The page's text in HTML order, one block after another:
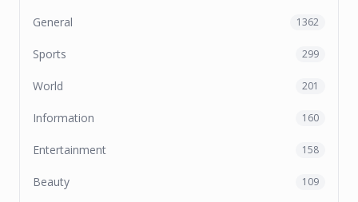
General 1362
Sports 299
World 201
Information 160
Entertainment 158
Beauty 109